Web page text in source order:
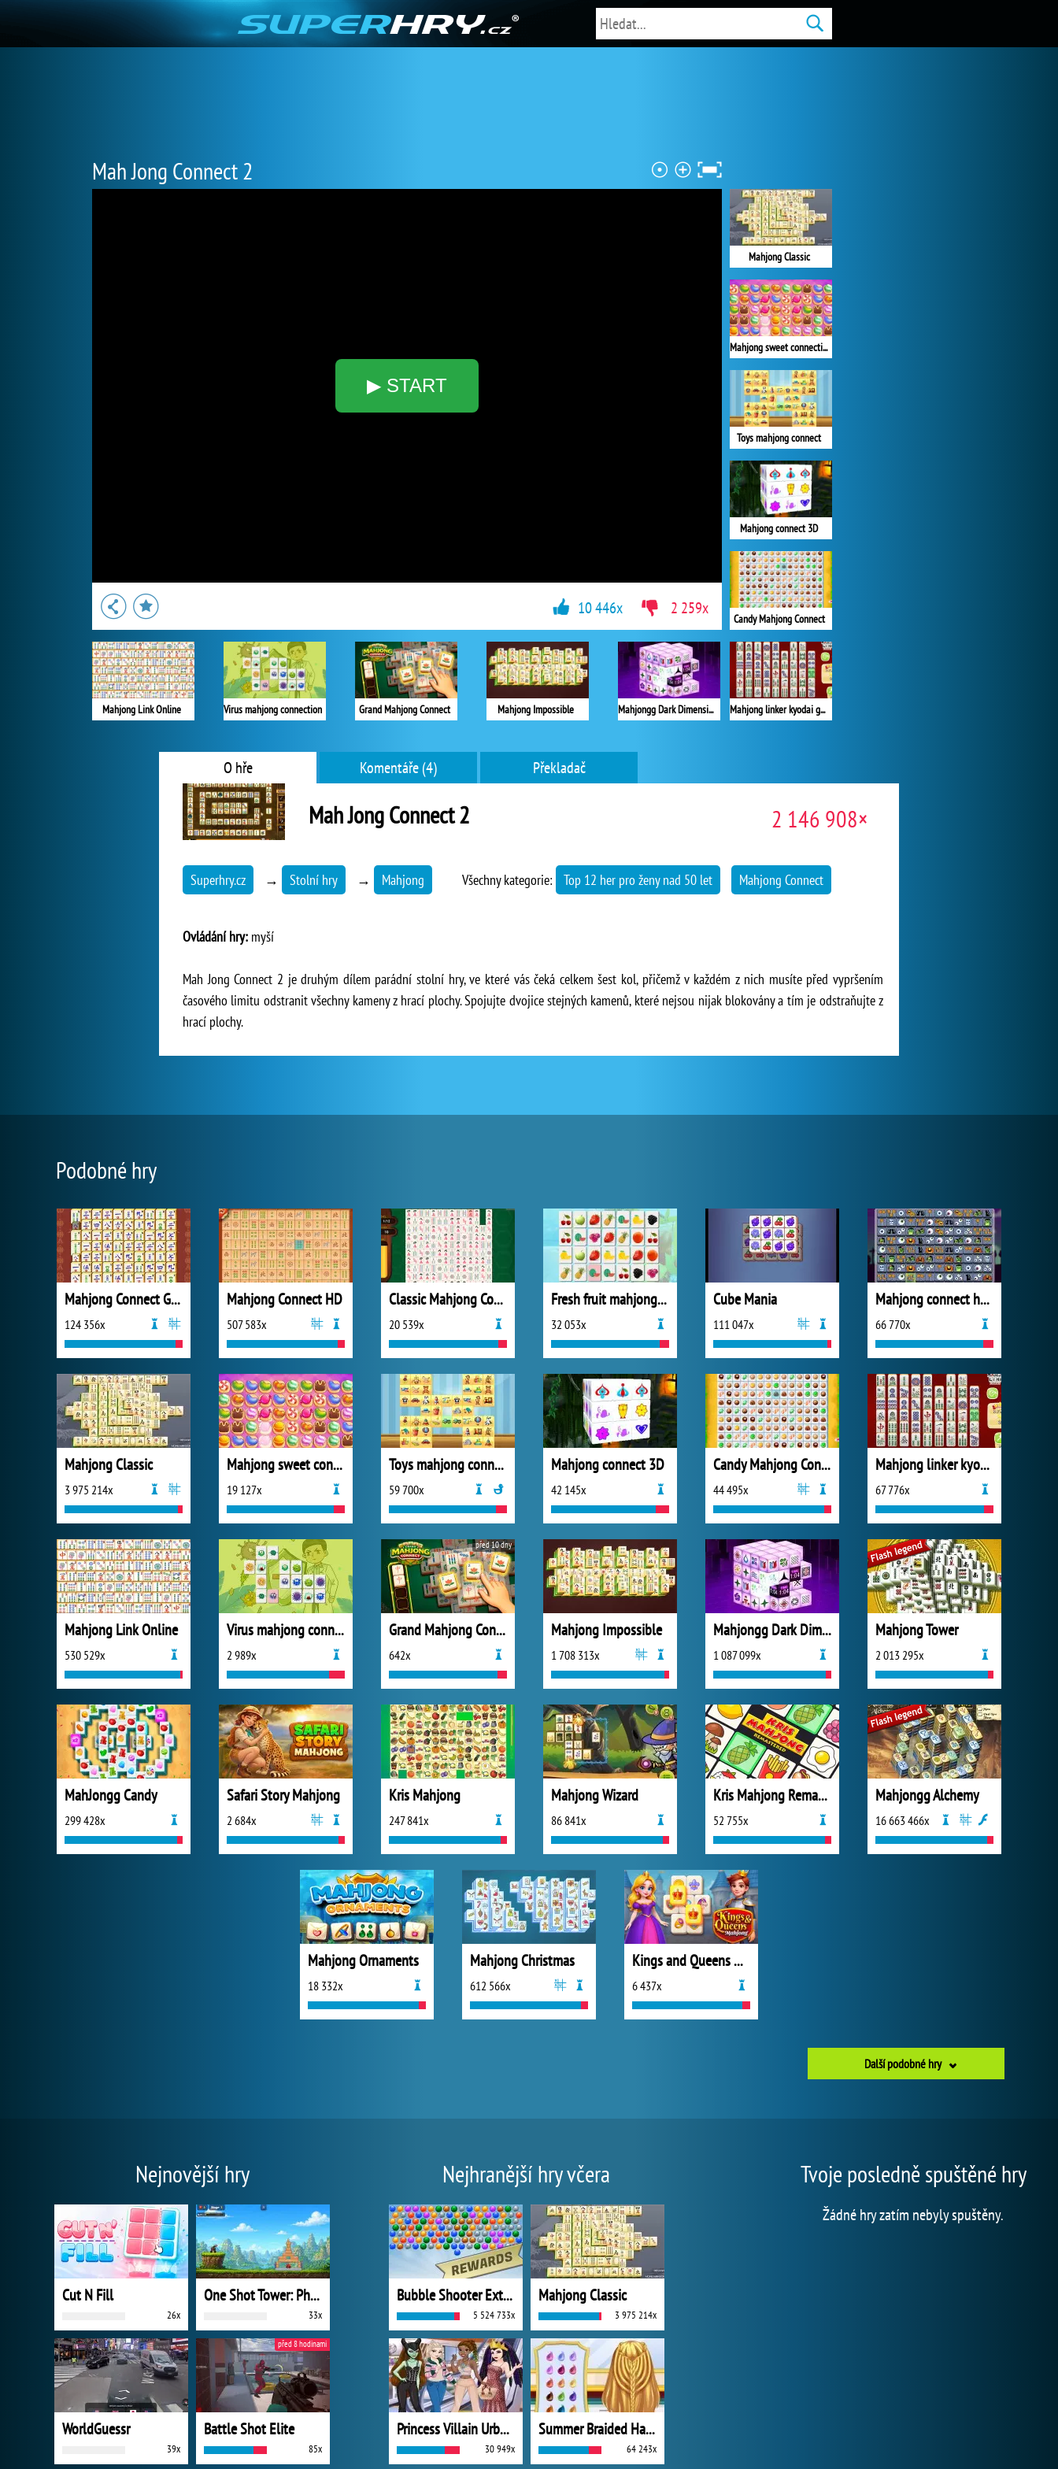
Mah Jong Connect 2
▶ START
Mahjong Classic
Mahjong sweet connection
Toys mahjong connect
Mahjong connect 3D
Candy Mahjong Connect
Mahjong linker kyodai game
Mahjong Link Online Virus mahjong connection Grand Mahjong Connect Mahjong Impossible Mahjongg Dark Dimensions
10 446x 2 259x
O hře Komentáře (4) Překladač
Mah Jong Connect 2 2 146 908×
Superhry.cz → Stolní hry → Mahjong Všechny kategorie: Top 12 her pro ženy nad 50 let Mahjong Connect
Ovládání hry: myší
Mah Jong Connect 2 je druhým dílem parádní stolní hry, ve které vás čeká celkem šest kol, přičemž v každém z nich musíte před vypršením
časového limitu odstranit všechny kameny z hrací plochy. Spojujte dvojice stejných kamenů, které nejsou nijak blokovány a tím je odstraňujte z
hrací plochy.
Podobné hry
Mahjong Connect Gold
124 356x
Mahjong Connect HD
507 583x
Classic Mahjong Connect
20 539x
Fresh fruit mahjong connection
32 053x
Cube Mania
111 047x
Mahjong connect halloween
66 770x
Mahjong Classic
3 975 214x
Mahjong sweet connection
19 127x
Toys mahjong connect
59 700x
Mahjong connect 3D
42 145x
Candy Mahjong Connect
44 495x
Mahjong linker kyodai game
67 776x
Mahjong Link Online
530 529x
Virus mahjong connection
2 989x
Grand Mahjong Connect
642x
před 10 dny
Mahjong Impossible
1 708 313x
Mahjongg Dark Dimensions
1 087 099x
Mahjong Tower
2 013 295x
MahJongg Candy
299 428x
Safari Story Mahjong
2 684x
Kris Mahjong
247 841x
Mahjong Wizard
86 841x
Kris Mahjong Remastered
52 755x
Mahjongg Alchemy
16 663 466x
Mahjong Ornaments
18 332x
Mahjong Christmas
612 566x
Kings and Queens Mahjong
6 437x
Další podobné hry
Nejnovější hry
Cut N Fill
26x
One Shot Tower: Physics Destroyer
33x
WorldGuessr
39x
Battle Shot Elite
85x
před 8 hodinami
Nejhranější hry včera
Bubble Shooter Extreme
5 524 733x
Mahjong Classic
3 975 214x
Princess Villain Urban Outfitters Summer
30 949x
Summer Braided Hairstyles
64 243x
Tvoje posledně spuštěné hry
Žádné hry zatím nebyly spuštěny.